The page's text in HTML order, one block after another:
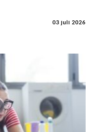
03 juli 2026